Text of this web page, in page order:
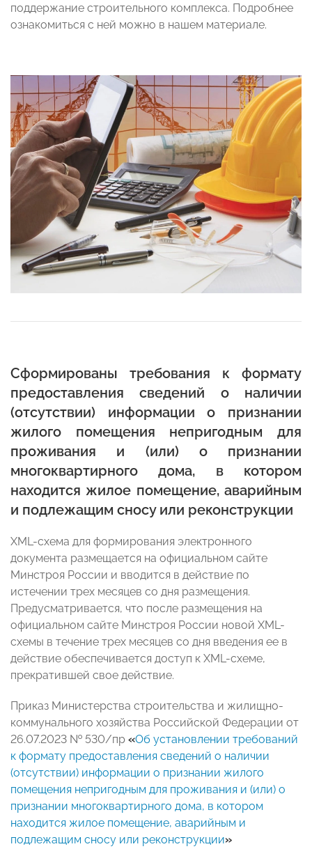
поддержание строительного комплекса. Подробнее
ознакомиться с ней можно в нашем материале.
Сформированы требования к формату
предоставления сведений о наличии
(отсутствии) информации о признании
жилого помещения непригодным для
проживания и (или) о признании
многоквартирного дома, в котором
находится жилое помещение, аварийным
и подлежащим сносу или реконструкции
XML-схема для формирования электронного
документа размещается на официальном сайте
Минстроя России и вводится в действие по
истечении трех месяцев со дня размещения.
Предусматривается, что после размещения на
официальном сайте Минстроя России новой XML-
схемы в течение трех месяцев со дня введения ее в
действие обеспечивается доступ к XML-схеме,
прекратившей свое действие.
Приказ Министерства строительства и жилищно-
коммунального хозяйства Российской Федерации от
26.07.2023 № 530/пр «Об установлении требований
к формату предоставления сведений о наличии
(отсутствии) информации о признании жилого
помещения непригодным для проживания и (или) о
признании многоквартирного дома, в котором
находится жилое помещение, аварийным и
подлежащим сносу или реконструкции»